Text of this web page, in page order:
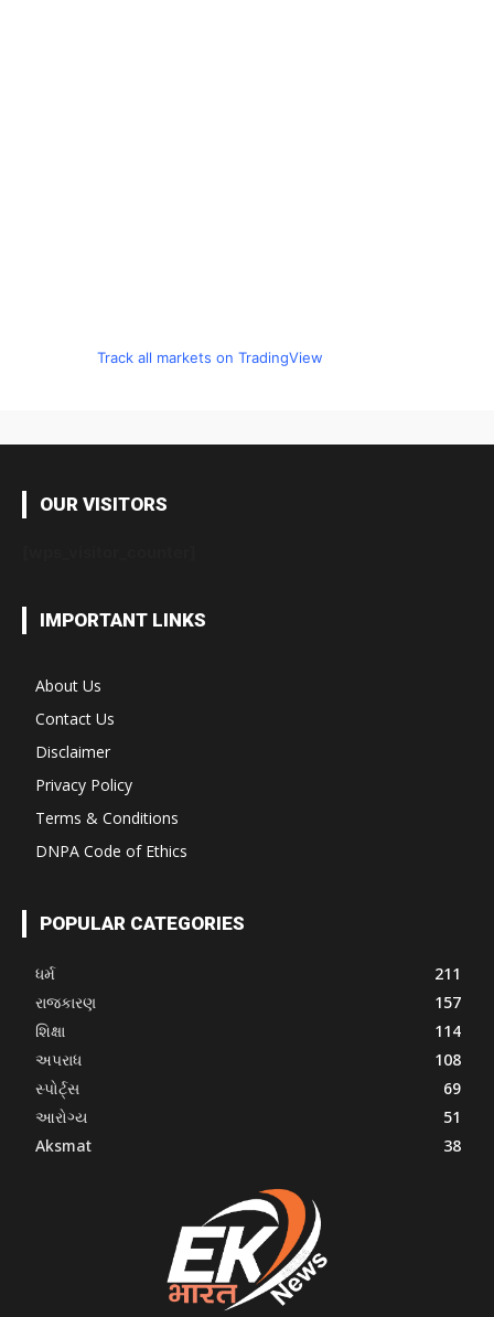
Track all markets on TradingView
OUR VISITORS
IMPORTANT LINKS
About Us
Contact Us
Disclaimer
Privacy Policy
Terms & Conditions
DNPA Code of Ethics
POPULAR CATEGORIES
ધર્મ
211
રાજકારણ
157
શિક્ષા
114
અપરાધ
108
સ્પોર્ટ્સ
69
આરોગ્ય
51
Aksmat
38